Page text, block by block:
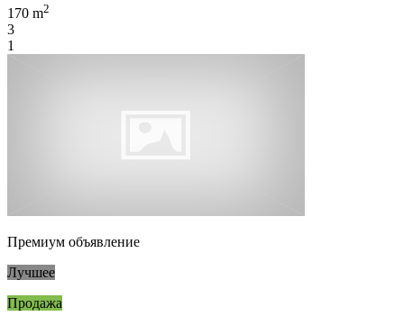
170 m2
3
1
Премиум объявление
Лучшее
Продажа